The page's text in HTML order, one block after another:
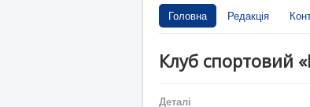
Головна Редакція
Клуб спортовий
Деталі